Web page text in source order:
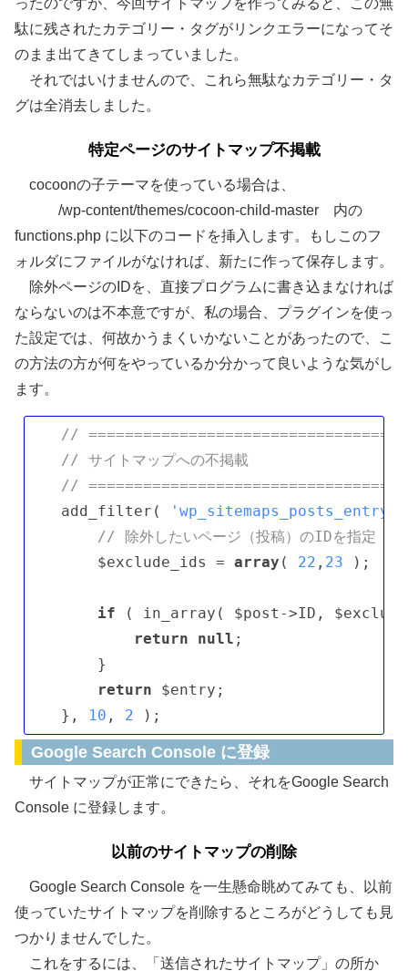
駄に残されたカテゴリー・タグがリンクエラーになってそ
のまま出てきてしまっていました。
それではいけませんので、これら無駄なカテゴリー・タ
グは全消去しました。
特定ページのサイトマップ不掲載
cocoonの子テーマを使っている場合は、
/wp-content/themes/cocoon-child-master 内の
functions.php に以下のコードを挿入します。もしこのフ
ォルダにファイルがなければ、新たに作って保存します。
除外ページのIDを、直接プログラムに書き込まなければ
ならないのは不本意ですが、私の場合、プラグインを使っ
た設定では、何故かうまくいかないことがあったので、こ
の方法の方が何をやっているか分かって良いような気がし
ます。
//
// サイトマップへの不掲載
//
add_filter(
'wp_sitemaps_posts_entry'
// 除外したいページ（投稿）のIDを指定
    $exclude_ids =
array ( 22 , 23 );
if ( in_array( $post->ID,
return
null ;
    }
return $entry;
}, 10 , 2
Google Search Console に登録
サイトマップが正常にできたら、それをGoogle Search
Console に登録します。
以前のサイトマップの削除
Google Search Console を一生懸命眺めてみても、以前
使っていたサイトマップを削除するところがどうしても見
つかりませんでした。
これをするには、「送信されたサイトマップ」の所か